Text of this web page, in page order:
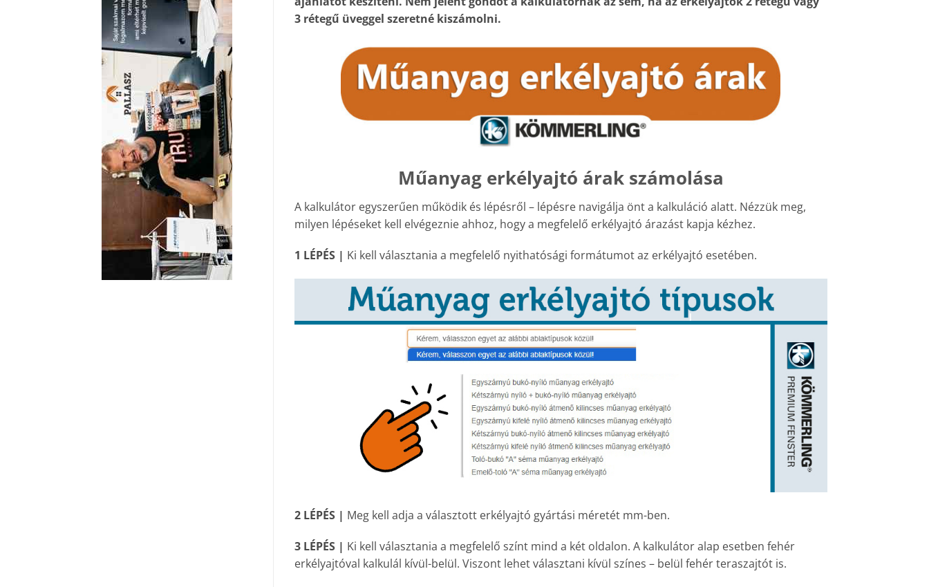
3 rétegű üveggel szeretné kiszámolni.
Műanyag erkélyajtó árak számolása
A kalkulátor egyszerűen működik és lépésről – lépésre navigálja önt a kalkuláció alatt. Nézzük meg,
milyen lépéseket kell elvégeznie ahhoz, hogy a megfelelő erkélyajtó árazást kapja kézhez.
1 LÉPÉS | Ki kell választania a megfelelő nyithatósági formátumot az erkélyajtó esetében.
2 LÉPÉS | Meg kell adja a választott erkélyajtó gyártási méretét mm-ben.
3 LÉPÉS | Ki kell választania a megfelelő színt mind a két oldalon. A kalkulátor alap esetben fehér
erkélyajtóval kalkulál kívül-belül. Viszont lehet választani kívül színes – belül fehér teraszajtót is.